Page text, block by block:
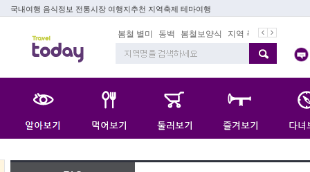
국내여행 음식정보 전통시장 여행지추천 지역축제 테마여행
봄철 별미 동백 봄철보양식 지역 주재기자